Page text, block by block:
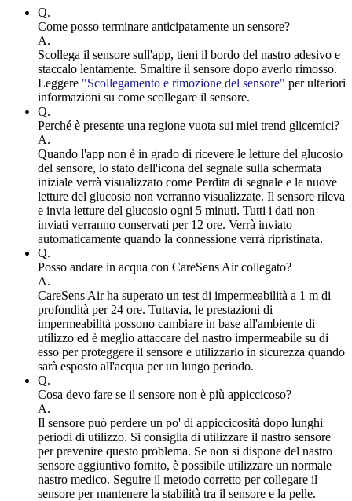
Q.
Come posso terminare anticipatamente un sensore?
A.
Scollega il sensore sull'app, tieni il bordo del nastro adesivo e
staccalo lentamente. Smaltire il sensore dopo averlo rimosso.
Leggere "Scollegamento e rimozione del sensore" per ulteriori
informazioni su come scollegare il sensore.
Q.
Perché è presente una regione vuota sui miei trend glicemici?
A.
Quando l'app non è in grado di ricevere le letture del glucosio
del sensore, lo stato dell'icona del segnale sulla schermata
iniziale verrà visualizzato come Perdita di segnale e le nuove
letture del glucosio non verranno visualizzate. Il sensore rileva
e invia letture del glucosio ogni 5 minuti. Tutti i dati non
inviati verranno conservati per 12 ore. Verrà inviato
automaticamente quando la connessione verrà ripristinata.
Q.
Posso andare in acqua con CareSens Air collegato?
A.
CareSens Air ha superato un test di impermeabilità a 1 m di
profondità per 24 ore. Tuttavia, le prestazioni di
impermeabilità possono cambiare in base all'ambiente di
utilizzo ed è meglio attaccare del nastro impermeabile su di
esso per proteggere il sensore e utilizzarlo in sicurezza quando
sarà esposto all'acqua per un lungo periodo.
Q.
Cosa devo fare se il sensore non è più appiccicoso?
A.
Il sensore può perdere un po' di appiccicosità dopo lunghi
periodi di utilizzo. Si consiglia di utilizzare il nastro sensore
per prevenire questo problema. Se non si dispone del nastro
sensore aggiuntivo fornito, è possibile utilizzare un normale
nastro medico. Seguire il metodo corretto per collegare il
sensore per mantenere la stabilità tra il sensore e la pelle.